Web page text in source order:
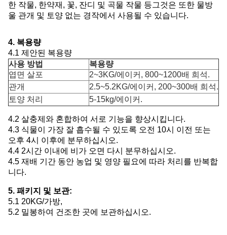
한 작물, 한약재, 꽃, 잔디 및 곡물 작물 등그것은 또한 물방
울 관개 및 토양 없는 경작에서 사용될 수 있습니다.
4. 복용량
4.1 제안된 복용량
사용 방법
복용량
엽면 살포
2~3KG/에이커, 800~1200배 희석.
관개
2.5~5.2KG/에이커, 200~300배 희석.
토양 처리
5-15kg/에이커.
4.2 살충제와 혼합하여 서로 기능을 향상시킵니다.
4.3 식물이 가장 잘 흡수될 수 있도록 오전 10시 이전 또는
오후 4시 이후에 분무하십시오.
4.4 2시간 이내에 비가 오면 다시 분무하십시오.
4.5 재배 기간 동안 농업 및 영양 필요에 따라 처리를 반복합
니다.
5. 패키지 및 보관:
5.1 20KG/가방,
5.2 밀봉하여 건조한 곳에 보관하십시오.